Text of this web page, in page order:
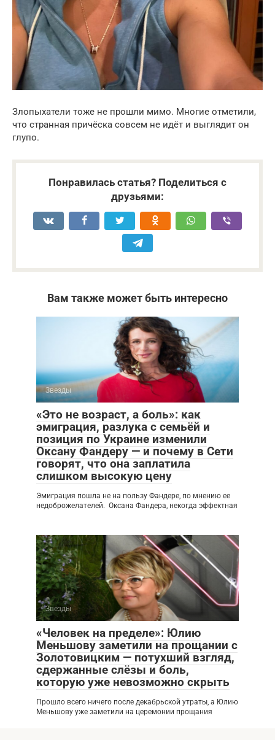
Злопыхатели тоже не прошли мимо. Многие отметили,
что странная причёска совсем не идёт и выглядит он
глупо.
Понравилась статья? Поделиться с
друзьями:
Вам также может быть интересно
Звезды
«Это не возраст, а боль»: как
эмиграция, разлука с семьёй и
позиция по Украине изменили
Оксану Фандеру — и почему в Сети
говорят, что она заплатила
слишком высокую цену
Эмиграция пошла не на пользу Фандере, по мнению ее
недоброжелателей. Оксана Фандера, некогда эффектная
Звезды
«Человек на пределе»: Юлию
Меньшову заметили на прощании с
Золотовицким — потухший взгляд,
сдержанные слёзы и боль,
которую уже невозможно скрыть
Прошло всего ничего после декабрьской утраты, а Юлию
Меньшову уже заметили на церемонии прощания